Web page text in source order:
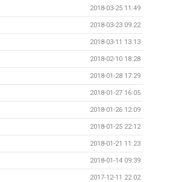
2018-03-25 11:49
2018-03-23 09:22
2018-03-11 13:13
2018-02-10 18:28
2018-01-28 17:29
2018-01-27 16:05
2018-01-26 12:09
2018-01-25 22:12
2018-01-21 11:23
2018-01-14 09:39
2017-12-11 22:02